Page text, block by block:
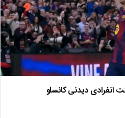
انفرادی دیدنی کانسلو